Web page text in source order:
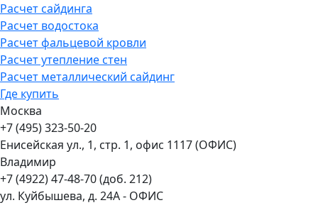
Расчет сайдинга
Расчет водостока
Расчет фальцевой кровли
Расчет утепление стен
Расчет металлический сайдинг
Где купить
Москва
+7 (495) 323-50-20
Енисейская ул., 1, стр. 1, офис 1117 (ОФИС)
Владимир
+7 (4922) 47-48-70 (доб. 212)
ул. Куйбышева, д. 24А - ОФИС